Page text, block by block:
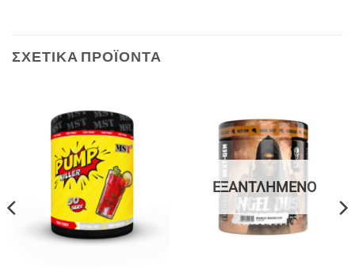
ΣΧΕΤΙΚΆ ΠΡΟΪΌΝΤΑ
ΕΞΑΝΤΛΗΜΈΝΟ